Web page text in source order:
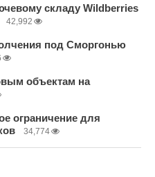
складу Wildberries
42,992
под Сморгонью
объектам на
ограничение для
34,774